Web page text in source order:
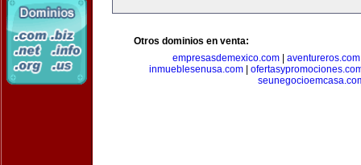
Otros dominios en venta:
empresasdemexico.com| aventureros.com
inmueblesenusa.com|